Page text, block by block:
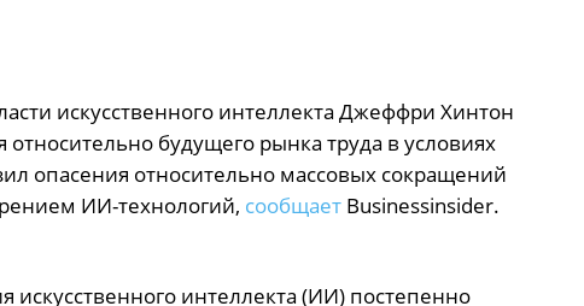
искусственного интеллекта Джеффри Хинтон
будущего рынка труда в условиях
опасения относительно массовых сокращений
ИИ-технологий, сообщаетBusinessinsider.
интеллекта (ИИ) постепенно